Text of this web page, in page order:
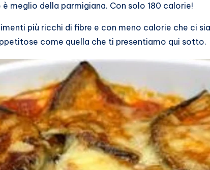
meglio della parmigiana. Con solo 180 calorie!
più ricchi di fibre e con meno calorie che ci
come quella che ti presentiamo qui sotto.